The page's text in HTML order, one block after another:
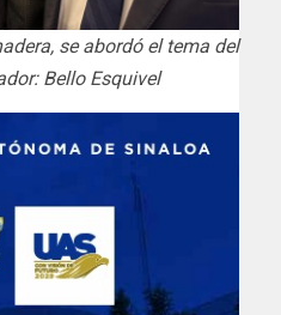
se abordó el tema del
Bello Esquivel